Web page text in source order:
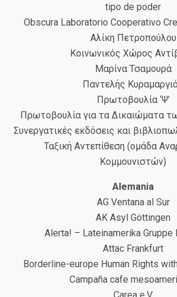
tipo de poder
Obscura Laboratorio Cooperativo
Αλίκη Πετροπούλου
Κοινωνικός Χώρος
Μαρίνα Τσαμουρά
Παντελής
Πρωτοβουλία ‘Ψ’
Πρωτοβουλία για τα Δικαιώματα
Συνεργατικές εκδόσεις και
Ταξική Αντεπίθεση (ομάδα
Κομμουνιστών)
Alemania
AG Ventana al Sur
AK Asyl Göttingen
Alerta! – Lateinamerika
Attac Frankfurt
Borderline-europe Human Rights
Campaña cafe
Carea e.V.